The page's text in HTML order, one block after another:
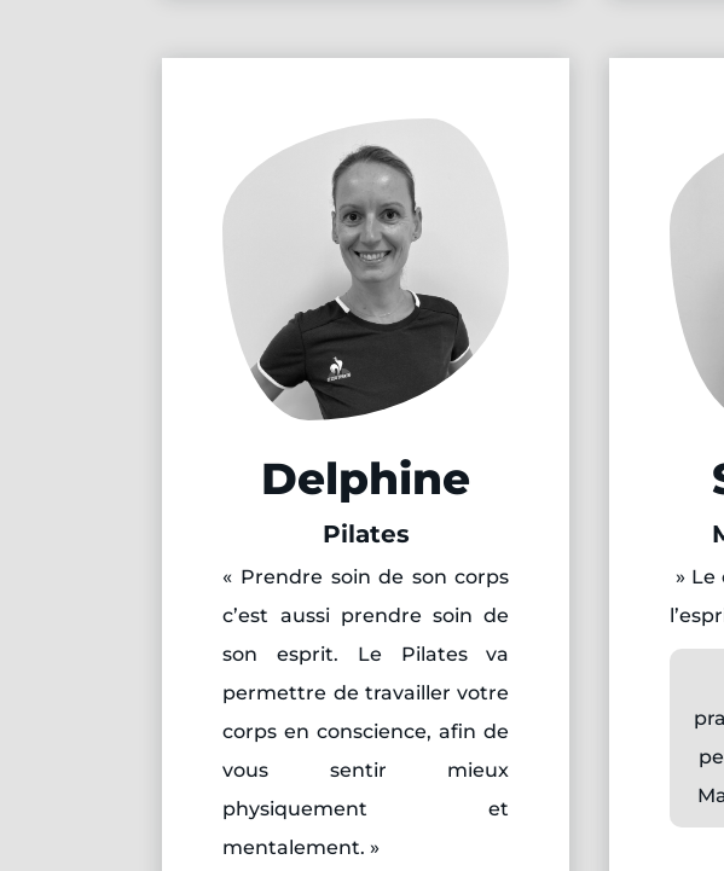
Delphine
Pilates
« Prendre soin de son corps
c’est aussi prendre soin de
son esprit. Le Pilates va
permettre de travailler votre
corps en conscience, afin de
vous sentir mieux
physiquement et
mentalement. »
» Le